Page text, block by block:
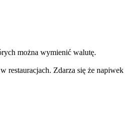
można wymienić walutę.
Zdarza się że